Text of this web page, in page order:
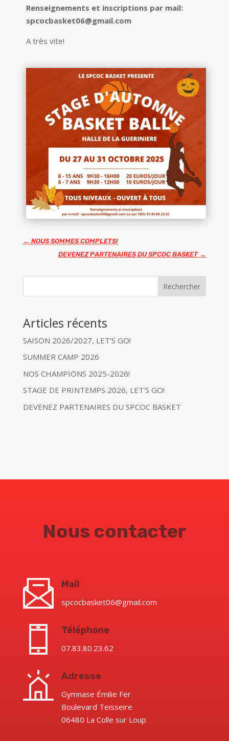
Renseignements et inscriptions par mail:
spcocbasket06@gmail.com
A très vite!
← NOUS SOMMES COMPLETS!
DEVENEZ PARTENAIRES DU SPCOC BASKET→
Rechercher
Articles récents
SAISON 2026/2027, LET’S GO!
SUMMER CAMP 2026
NOS CHAMPIONS 2025-2026!
STAGE DE PRINTEMPS 2026, LET’S GO!
DEVENEZ PARTENAIRES DU SPCOC BASKET
Nous contacter
Mail
spcocbasket06@gmail.com
Téléphone
07.83.80.23.62
Adresse
Gymnase Émilie Fer
Boulevard Teisseire
06480 La Colle sur Loup